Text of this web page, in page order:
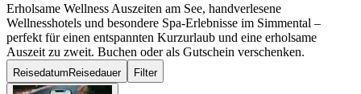
Erholsame Wellness Auszeiten am See, handverlesene
Wellnesshotels und besondere Spa-Erlebnisse im Simmental –
perfekt für einen entspannten Kurzurlaub und eine erholsame
Auszeit zu zweit. Buchen oder als Gutschein verschenken.
Reisedatum Reisedauer Filter